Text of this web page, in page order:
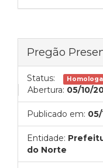
Pregão
Status:
Abertura: 05/10/
Publicado em: 05/
Entidade:
do Norte